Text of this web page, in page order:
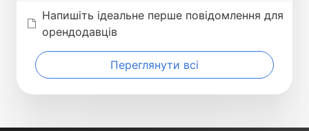
Напишіть ідеальне перше повідомлення для
орендодавців
Переглянути всі